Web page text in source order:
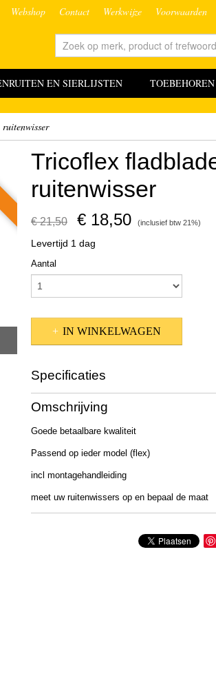
Webshop Contact Werkwijze Voorwaarden
EN SIERLIJSTEN TOEBEHOREN
Tricoflex
ruitenwisser
€ 21,50 € 18,50 (inclusief btw 21%)
Levertijd 1 dag
Aantal
IN WINKELWAGEN
Specificaties
Afmetingen (l,b,h)
Omschrijving
Goede betaalbare kwaliteit
Passend op ieder model (flex)
incl montagehandleiding
meet uw ruitenwissers op en bepaal de maat